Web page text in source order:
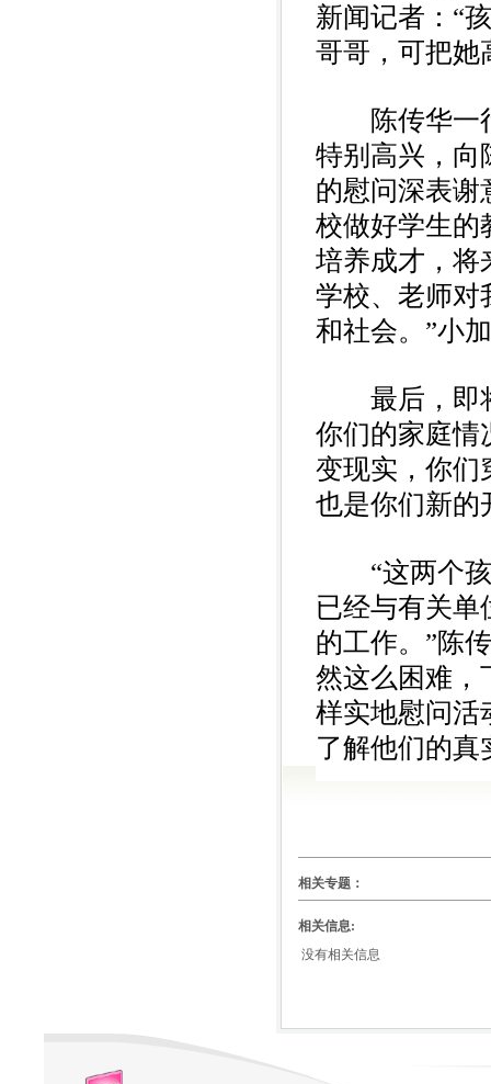
新闻记者：“
哥哥，可把她
陈传华一行
特别高兴，向
的慰问深表谢
校做好学生的
培养成才，将
学校、老师对
和社会。”小
最后，即将
你们的家庭情
变现实，你们
也是你们新的
“这两个孩
已经与有关单
的工作。”陈
然这么困难，
样实地慰问活
了解他们的真
相关专题：
相关信息:
没有相关信息